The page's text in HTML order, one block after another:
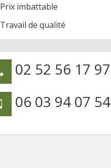
Prix imbattable
Travail de qualité
02 52 56 17 97
06 03 94 07 54